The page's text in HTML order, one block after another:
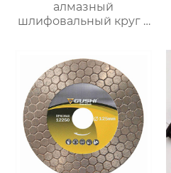
алмазный
шлифовальный круг с